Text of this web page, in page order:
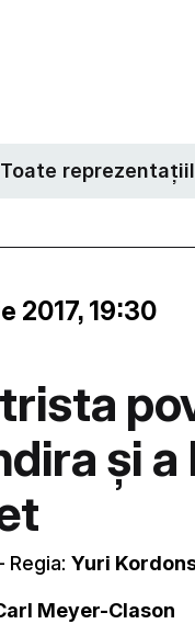
Toate
2017, 19:30
și
Regia: Yuri
Meyer-Clason